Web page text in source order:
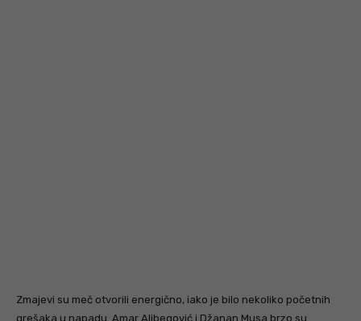
Zmajevi su meč otvorili energično, iako je bilo nekoliko početnih
grešaka u napadu. Amar Alibegović i Džanan Musa brzo su